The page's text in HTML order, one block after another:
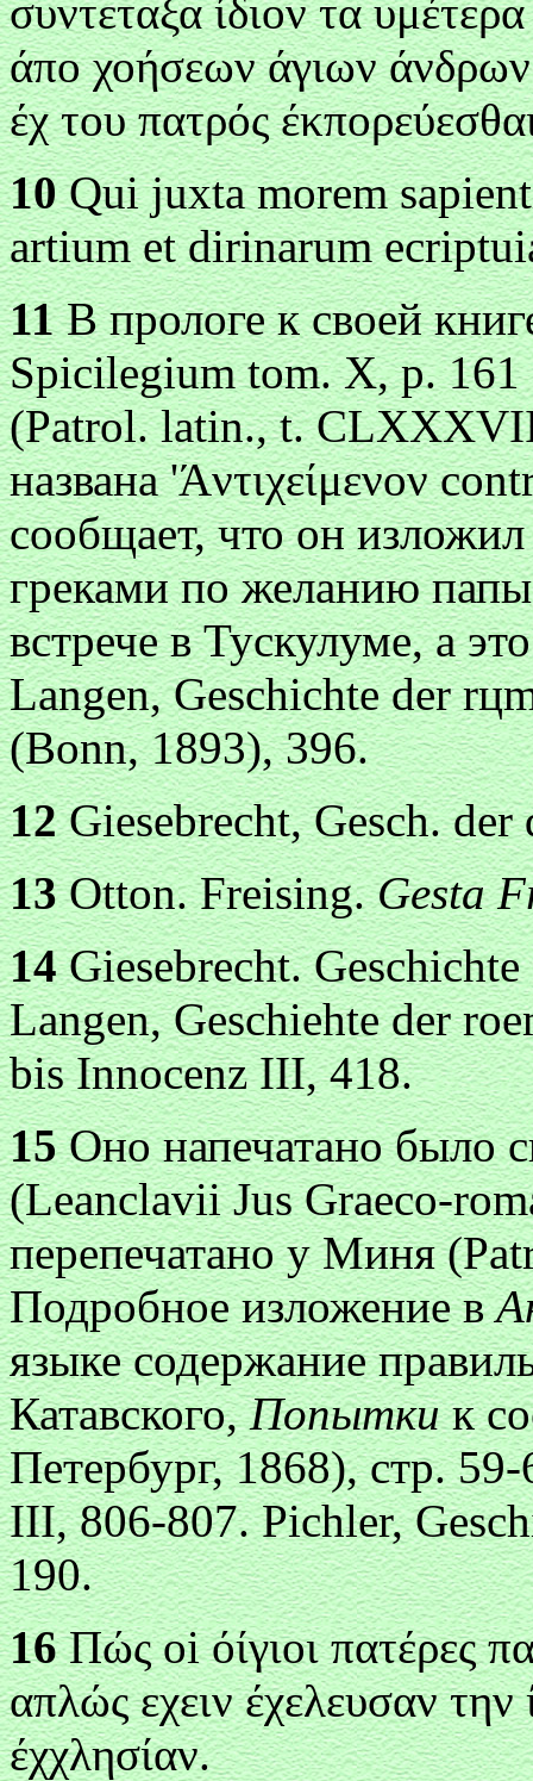
συντεταξα ίδιον τα
άπο χοήσεων άγιων
έχ του πατρός
10Qui juxta morem
artium et dirinarum
11В прологе к своей
Spicilegium tom. X, p. 161
(Patrol. latin., t.
названа 'Άντιχείμενоν
сообщает, что он
греками по желанию
встрече в Тускулуме, a
Langen, Geschichte der
(Bonn, 1893), 396.
12Giesebrecht, Gesch. der
13Otton. Freising.Gesta
14Giesebrecht.
Langen, Geschiehte der
bis Innocenz III, 418.
15Оно напечатано было
(Leanclavii Jus Graeco-
перепечатано у Миня
Подробное изложение в
языке содержание
Катавского,Попыткик
Петербург, 1868), стр.
III, 806-807. Pichler,
190.
16Πώς оі όίγιоι πατέρες
απλώς εχειν έχελευσαν την
έχχλησίαν.